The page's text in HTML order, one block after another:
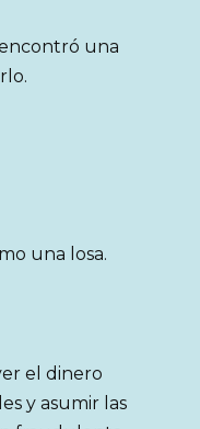
una
una losa.
el dinero
y asumir las